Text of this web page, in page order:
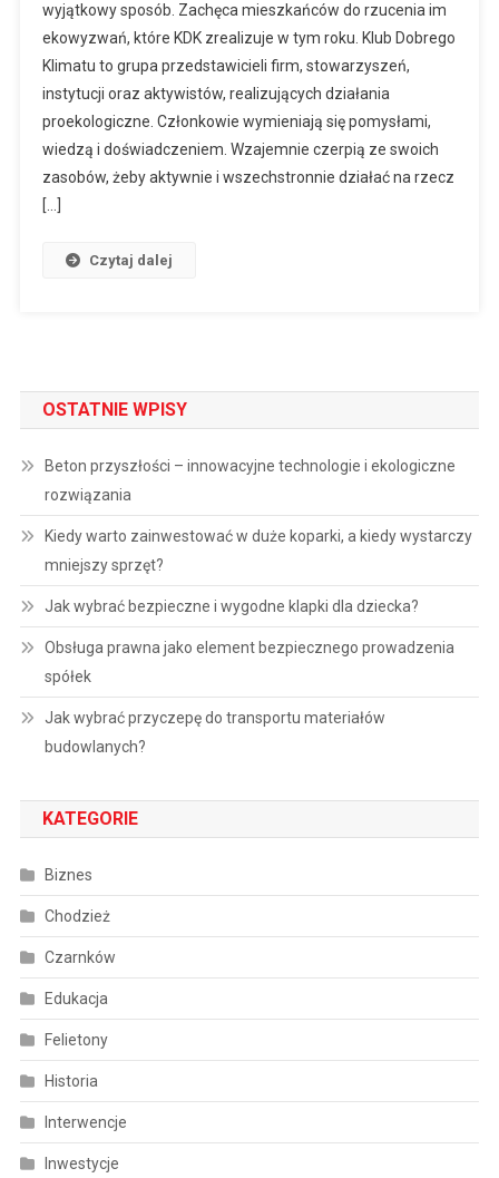
wyjątkowy sposób. Zachęca mieszkańców do rzucenia im
ekowyzwań, które KDK zrealizuje w tym roku. Klub Dobrego
Klimatu to grupa przedstawicieli firm, stowarzyszeń,
instytucji oraz aktywistów, realizujących działania
proekologiczne. Członkowie wymieniają się pomysłami,
wiedzą i doświadczeniem. Wzajemnie czerpią ze swoich
zasobów, żeby aktywnie i wszechstronnie działać na rzecz
[…]
Czytaj dalej
OSTATNIE WPISY
Beton przyszłości – innowacyjne technologie i ekologiczne
rozwiązania
Kiedy warto zainwestować w duże koparki, a kiedy wystarczy
mniejszy sprzęt?
Jak wybrać bezpieczne i wygodne klapki dla dziecka?
Obsługa prawna jako element bezpiecznego prowadzenia
spółek
Jak wybrać przyczepę do transportu materiałów
budowlanych?
KATEGORIE
Biznes
Chodzież
Czarnków
Edukacja
Felietony
Historia
Interwencje
Inwestycje